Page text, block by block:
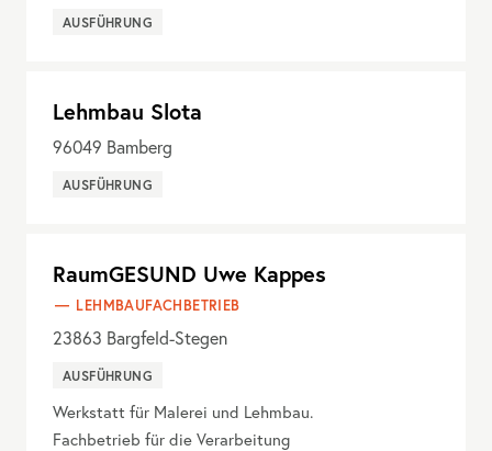
AUSFÜHRUNG
Lehmbau Slota
96049 Bamberg
AUSFÜHRUNG
RaumGESUND Uwe Kappes
LEHMBAUFACHBETRIEB
23863 Bargfeld-Stegen
AUSFÜHRUNG
Werkstatt für Malerei und Lehmbau.
Fachbetrieb für die Verarbeitung